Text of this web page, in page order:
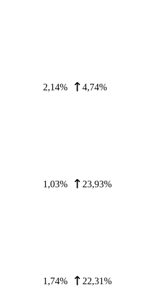
2,14% 4,74%
1,03% 23,93%
1,74% 22,31%